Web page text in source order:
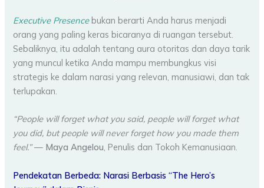
Executive Presence bukan berarti Anda harus menjadi
orang yang paling keras bicaranya di ruangan tersebut.
Sebaliknya, itu adalah tentang aura otoritas dan daya tarik
yang muncul ketika Anda mampu membungkus visi
strategis ke dalam narasi yang relevan, manusiawi, dan tak
terlupakan.
“People will forget what you said, people will forget what
you did, but people will never forget how you made them
feel.”— Maya Angelou, Penulis dan Tokoh Kemanusiaan.
Pendekatan Berbeda: Narasi Berbasis “The Hero’s